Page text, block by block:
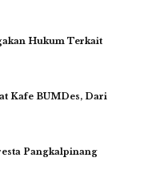
Hukum Terkait
Kafe BUMDes, Dari
Pangkalpinang